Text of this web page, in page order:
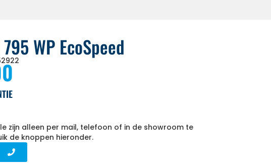
WP EcoSpeed
zijn alleen per mail, telefoon of in de showroom te
de knoppen hieronder.